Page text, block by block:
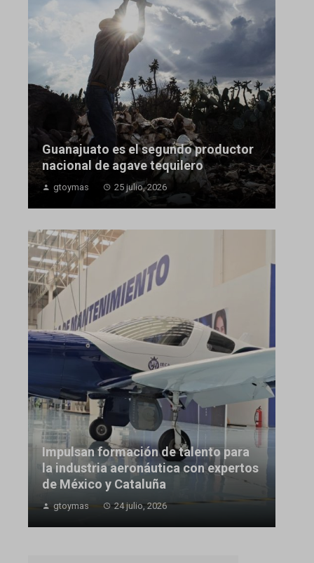
Guanajuato es el segundo productor
nacional de agave tequilero
gtoymas 25 julio, 2026
Impulsan formación de talento para
la industria aeronáutica con expertos
de México y Cataluña
gtoymas 24 julio, 2026